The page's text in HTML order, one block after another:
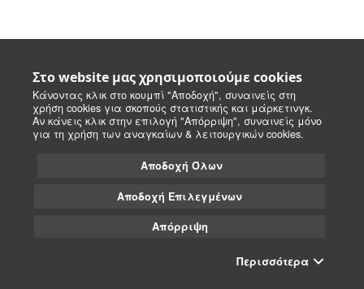
Στο website μας χρησιμοποιούμε cookies
Κάνοντας κλικ στο κουμπί "Αποδοχή", συναινείς στη
χρήση cookies για σκοπούς στατιστικής και μάρκετινγκ.
Αν κάνεις κλικ στην επιλογή "Απόρριψη", συναινείς μόνο
για τη χρήση των αναγκαίων & λειτουργικών cookies.
Αποδοχή Όλων
Αποδοχή Επιλεγμένων
Απόρριψη
Περισσότερα